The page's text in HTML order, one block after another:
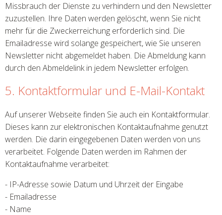
Missbrauch der Dienste zu verhindern und den Newsletter
zuzustellen. Ihre Daten werden gelöscht, wenn Sie nicht
mehr für die Zweckerreichung erforderlich sind. Die
Emailadresse wird solange gespeichert, wie Sie unseren
Newsletter nicht abgemeldet haben. Die Abmeldung kann
durch den Abmeldelink in jedem Newsletter erfolgen.
5. Kontaktformular und E-Mail-Kontakt
Auf unserer Webseite finden Sie auch ein Kontaktformular.
Dieses kann zur elektronischen Kontaktaufnahme genutzt
werden. Die darin eingegebenen Daten werden von uns
verarbeitet. Folgende Daten werden im Rahmen der
Kontaktaufnahme verarbeitet:
- IP-Adresse sowie Datum und Uhrzeit der Eingabe
- Emailadresse
- Name